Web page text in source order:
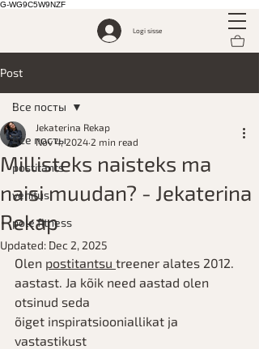
G-WG9C5W9NZF
Logi sisse
Post
Все посты
postitants
venitus
pole fitness
Все посты
Millisteks naisteks ma
naisi muudan? - Jekaterina
Rekap
Jekaterina Rekap
Nov 4, 2024 2 min read
Updated: Dec 2, 2025
Olen postitantsu treener alates 2012.
aastast. Ja kõik need aastad olen
otsinud seda
õiget inspiratsiooniallikat ja
vastastikust